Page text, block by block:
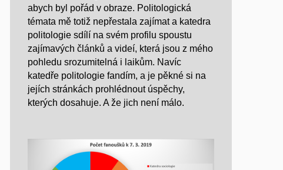
abych byl pořád v obraze. Politologická
témata mě totiž nepřestala zajímat a katedra
politologie sdílí na svém profilu spoustu
zajímavých článků a videí, která jsou z mého
pohledu srozumitelná i laikům. Navíc
katedře politologie fandím, a je pěkné si na
jejích stránkách prohlédnout úspěchy,
kterých dosahuje. A že jich není málo.